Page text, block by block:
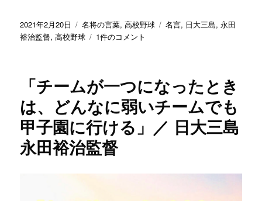
監
督
投
稿
2021年2月20日
カ
テ
名将の言葉,高校野球
タ
名言, 日大三島,永田
裕治監督,高校野球
「憧
で
の
プ
レ
ー
を
め
1件のコメント
「チームが一つになったとき
は、どんなに弱いチームでも
甲子園に行ける」／ 日大三島
永田裕治監督